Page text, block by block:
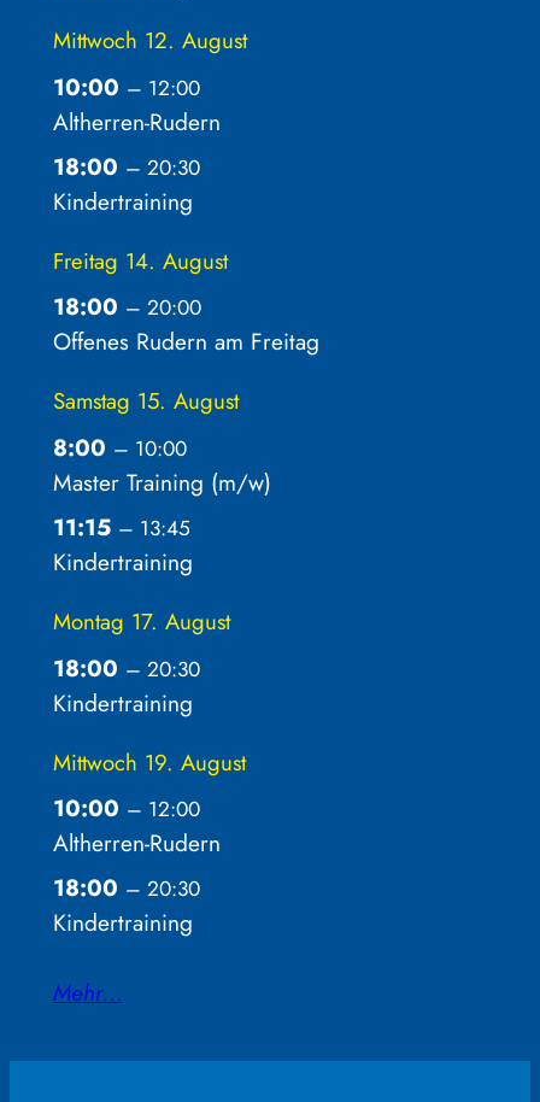
Mittwoch 12. August
10:00 – 12:00
Altherren-Rudern
18:00 – 20:30
Kindertraining
Freitag 14. August
18:00 – 20:00
Offenes Rudern am Freitag
Samstag 15. August
8:00 – 10:00
Master Training (m/w)
11:15 – 13:45
Kindertraining
Montag 17. August
18:00 – 20:30
Kindertraining
Mittwoch 19. August
10:00 – 12:00
Altherren-Rudern
18:00 – 20:30
Kindertraining
Mehr…